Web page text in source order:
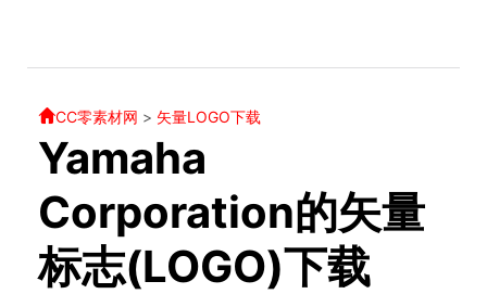
CC零素材网 > 矢量LOGO下载
Yamaha
Corporation的矢量
标志(LOGO)下载